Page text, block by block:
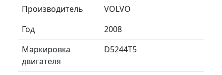
Производитель
VOLVO
Год
2008
Маркировка
двигателя
D5244T5